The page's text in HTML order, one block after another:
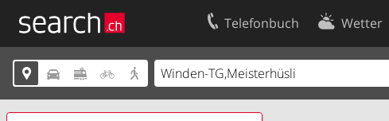
Telefonbuch Wetter
    
Ihr Eintrag
Kundencenter Geschäftskunden
Kontakt